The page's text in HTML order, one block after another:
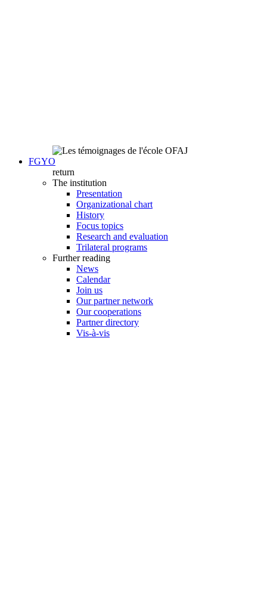
FGYO
return
The institution
Presentation
Organizational chart
History
Focus topics
Research and evaluation
Trilateral programs
Further reading
News
Calendar
Join us
Our partner network
Our cooperations
Partner directory
Vis-à-vis